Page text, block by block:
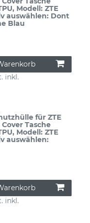
, Modell: ZTE
auswählen: Dont
Blau
inkl.
für ZTE
Cover Tasche
, Modell: ZTE
auswählen:
inkl.